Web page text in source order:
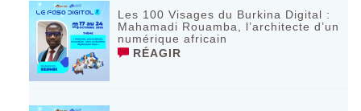
Les 100 Visages du Burkina Digital :
Mahamadi Rouamba, l’architecte d’un
numérique africain
RÉAGIR